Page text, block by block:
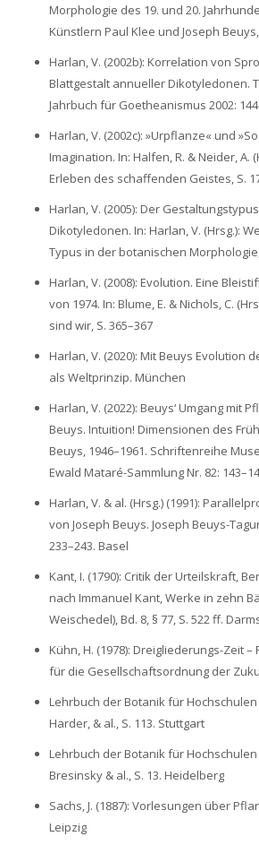
Morphologie des 19. und 20.
Künstlern Paul Klee und Joseph
Harlan, V. (2002b): Korrelation von
Blattgestalt annueller Dikotyledonen.
Jahrbuch für Goetheanismus 2002:
Harlan, V. (2002c): »Urpflanze« und
Imagination. In: Halfen, R. & Neider, A.
Erleben des schaffenden Geistes, S.
Harlan, V. (2005): Der
Dikotyledonen. In: Harlan, V. (Hrsg.):
Typus in der botanischen
Harlan, V. (2008): Evolution. Eine
von 1974. In: Blume, E. & Nichols, C.
sind wir, S. 365–367
Harlan, V. (2020): Mit Beuys Evolution
als Weltprinzip. München
Harlan, V. (2022): Beuys‘ Umgang mit
Beuys. Intuition! Dimensionen des
Beuys, 1946–1961. Schriftenreihe
Ewald Mataré-Sammlung Nr. 82:
Harlan, V. & al. (Hrsg.) (1991):
von Joseph Beuys. Joseph Beuys-
233–243. Basel
Kant, I. (1790): Critik der Urteilskraft,
nach Immanuel Kant, Werke in zehn
Weischedel), Bd. 8, § 77, S. 522 ff.
Kühn, H. (1978): Dreigliederungs-Zeit
für die Gesellschaftsordnung der
Lehrbuch der Botanik für Hochschulen
Harder, & al., S. 113. Stuttgart
Lehrbuch der Botanik für Hochschulen
Bresinsky & al., S. 13. Heidelberg
Sachs, J. (1887): Vorlesungen über
Leipzig